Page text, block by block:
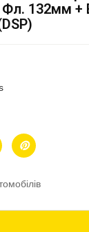
Фл. 132мм +